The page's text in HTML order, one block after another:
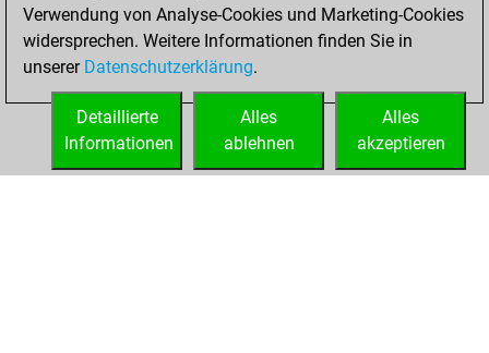
STARTSEITE ERFOLGE
Verwendung von Analyse-Cookies und Marketing-Cookies
widersprechen. Weitere Informationen finden Sie in
unserer Datenschutzerklärung.
Alles
akzeptieren
Alles
ablehnen
Detaillierte
Informationen